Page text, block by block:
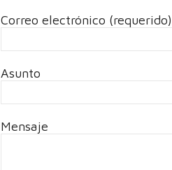
Correo electrónico (requerido)
Asunto
Mensaje